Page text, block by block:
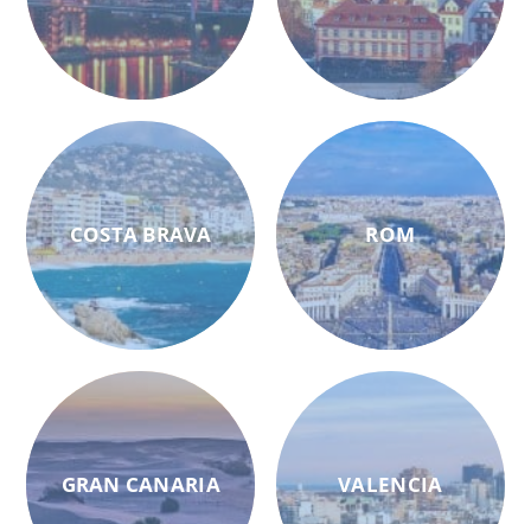
COSTA BRAVA
GRAN CANARIA
ROM
VALENCIA